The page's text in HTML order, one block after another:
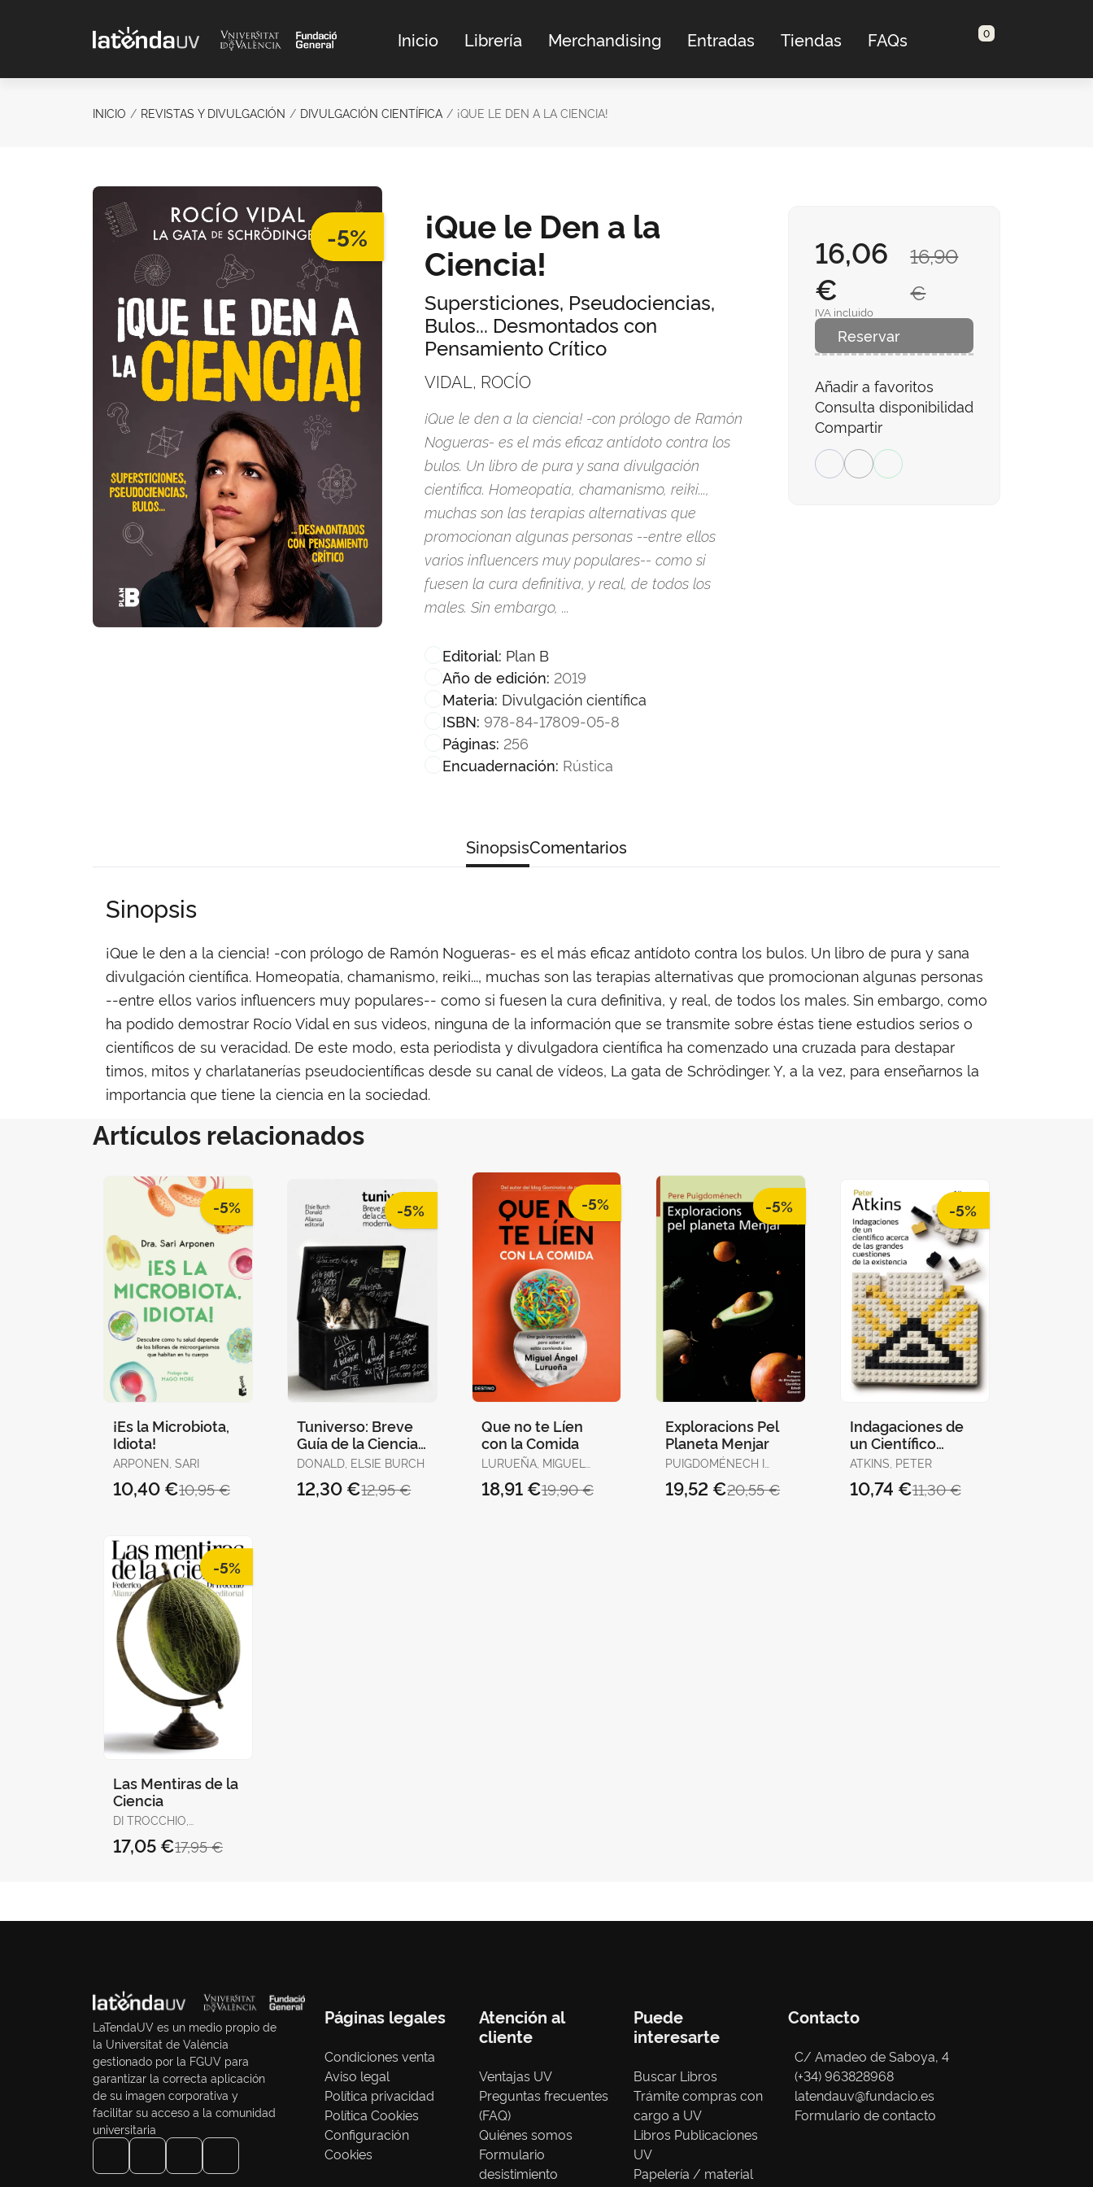
Inicio Librería Merchandising Entradas Tiendas FAQs 0
INICIO REVISTAS Y DIVULGACIÓN DIVULGACIÓN CIENTÍFICA ¡QUE LE DEN A LA CIENCIA!
-5%
¡Que le Den a la
Ciencia!
Supersticiones, Pseudociencias,
Bulos... Desmontados con
Pensamiento Crítico
VIDAL, ROCÍO
¡Que le den a la ciencia! -con prólogo de Ramón
Nogueras- es el más eficaz antídoto contra los
bulos. Un libro de pura y sana divulgación
científica. Homeopatía, chamanismo, reiki...,
muchas son las terapias alternativas que
promocionan algunas personas --entre ellos
varios influencers muy populares-- como si
fuesen la cura definitiva, y real, de todos los
males. Sin embargo, ...
Editorial: Plan B
Año de edición: 2019
Materia: Divulgación científica
ISBN: 978-84-17809-05-8
Páginas: 256
Encuadernación: Rústica
16,90
€
16,06
€
IVA incluido
Reservar
Añadir a favoritos
Consulta disponibilidad
Compartir
SinopsisComentarios
Sinopsis
¡Que le den a la ciencia! -con prólogo de Ramón Nogueras- es el más eficaz antídoto contra los bulos. Un libro de pura y sana
divulgación científica. Homeopatía, chamanismo, reiki..., muchas son las terapias alternativas que promocionan algunas personas
--entre ellos varios influencers muy populares-- como si fuesen la cura definitiva, y real, de todos los males. Sin embargo, como
ha podido demostrar Rocío Vidal en sus videos, ninguna de la información que se transmite sobre éstas tiene estudios serios o
científicos de su veracidad. De este modo, esta periodista y divulgadora científica ha comenzado una cruzada para destapar
timos, mitos y charlatanerías pseudocientíficas desde su canal de vídeos, La gata de Schrödinger. Y, a la vez, para enseñarnos la
importancia que tiene la ciencia en la sociedad.
Artículos relacionados
-5%
¡Es la Microbiota,
Idiota!
ARPONEN, SARI
10,95 €
10,40 €
-5%
Tuniverso: Breve
Guía de la Ciencia
Moderna
DONALD, ELSIE BURCH
12,95 €
12,30 €
-5%
Que no te Líen
con la Comida
LURUEÑA, MIGUEL
19,90 €
18,91 €
-5%
Exploracions Pel
Planeta Menjar
PUIGDOMÉNECH I
20,55 €
19,52 €
-5%
Indagaciones de
un Científico
Acerca de la
ATKINS, PETER
11,30 €
10,74 €
-5%
Las Mentiras de la
Ciencia
DI TROCCHIO,
17,95 €
17,05 €
LaTendaUV es un medio propio de
la Universitat de València
gestionado por la FGUV para
garantizar la correcta aplicación
de su imagen corporativa y
facilitar su acceso a la comunidad
universitaria
Páginas legales
Condiciones venta
Aviso legal
Política privacidad
Política Cookies
Configuración
Cookies
Atención al
cliente
Ventajas UV
Preguntas frecuentes
(FAQ)
Quiénes somos
Formulario
desistimiento
Puede
interesarte
Buscar Libros
Trámite compras con
cargo a UV
Libros Publicaciones
UV
Papelería / material
Contacto
C/ Amadeo de Saboya, 4
(+34) 963828968
latendauv@fundacio.es
Formulario de contacto